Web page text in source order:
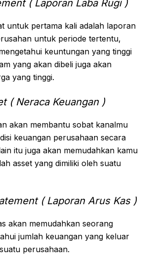
( Laporan Laba Rugi )
untuk pertama kali adalah laporan
untuk periode tertentu,
keuntungan yang tinggi
yang akan dibeli juga akan
yang tinggi.
( Neraca Keuangan )
akan membantu sobat kanalmu
keuangan perusahaan secara
itu juga akan memudahkan kamu
asset yang dimiliki oleh suatu
( Laporan Arus Kas )
akan memudahkan seorang
jumlah keuangan yang keluar
perusahaan.